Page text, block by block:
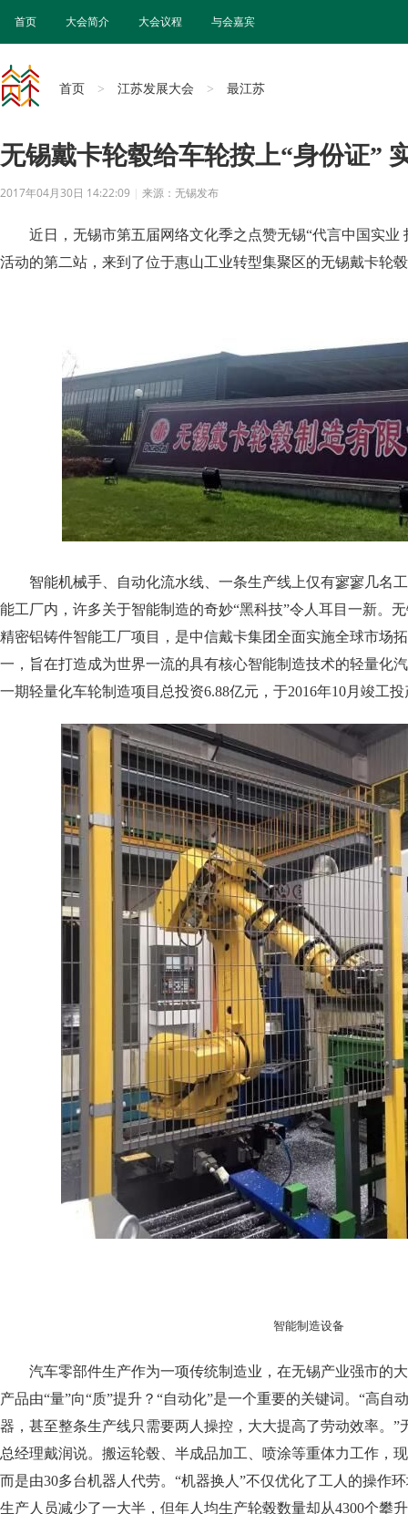
首页 大会简介 大会议程 与会嘉宾
首页 > 江苏发展大会 > 最江苏
无锡戴卡轮毂给车轮按上“身份证”
2017年04月30日 14:22:09 | 来源：无锡发布
近日，无锡市第五届网络文化季之点赞无锡“代言中国实业
活动的第二站，来到了位于惠山工业转型集聚区的无锡戴卡轮
智能机械手、自动化流水线、一条生产线上仅有寥寥几
能工厂内，许多关于智能制造的奇妙“黑科技”令人耳目一新。
精密铝铸件智能工厂项目，是中信戴卡集团全面实施全球市场
一， 旨在打造成为世界一流的具有核心智能制造技术的轻量化
一期轻量化车轮制造项目总投资6.88亿元，于2016年10月竣工
智能制造设备
汽车零部件生产作为一项传统制造业，在无锡产业强市的
产品由“量”向“质”提升？“自动化”是一个重要的关键词。 “高自
器，甚至整条生产线只需要两人操控，大大提高了劳动效率。”
总经理戴润说。 搬运轮毂、半成品加工、喷涂等重体力工作，
而是由30多台机器人代劳。“机器换人”不仅优化了工人的操作
生产人员减少了一大半，但年人均生产轮毂数量却从4300个攀